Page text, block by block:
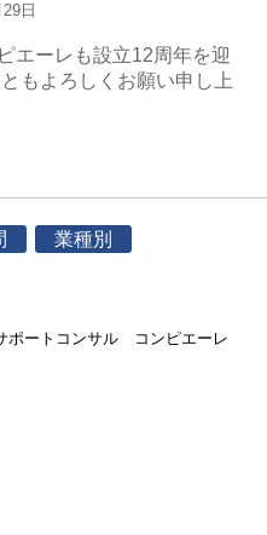
日
エーレも設立12周年を迎
もよろしくお願い申し上
業種別
ポートコンサル コンピエーレ